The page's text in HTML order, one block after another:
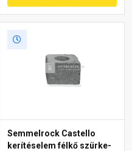
Semmelrock Castello
kerítéselem félkő szürke-